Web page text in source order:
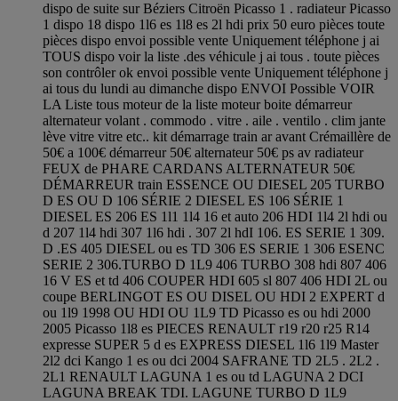
dispo de suite sur Béziers Citroën Picasso 1 . radiateur Picasso
1 dispo 18 dispo 1l6 es 1l8 es 2l hdi prix 50 euro pièces toute
pièces dispo envoi possible vente Uniquement téléphone j ai
TOUS dispo voir la liste .des véhicule j ai tous . toute pièces
son contrôler ok envoi possible vente Uniquement téléphone j
ai tous du lundi au dimanche dispo ENVOI Possible VOIR
LA Liste tous moteur de la liste moteur boite démarreur
alternateur volant . commodo . vitre . aile . ventilo . clim jante
lève vitre vitre etc.. kit démarrage train ar avant Crémaillère de
50€ a 100€ démarreur 50€ alternateur 50€ ps av radiateur
FEUX de PHARE CARDANS ALTERNATEUR 50€
DÉMARREUR train ESSENCE OU DIESEL 205 TURBO
D ES OU D 106 SÉRIE 2 DIESEL ES 106 SÉRIE 1
DIESEL ES 206 ES 1l1 1l4 16 et auto 206 HDI 1l4 2l hdi ou
d 207 1l4 hdi 307 1l6 hdi . 307 2l hdI 106. ES SERIE 1 309.
D .ES 405 DIESEL ou es TD 306 ES SERIE 1 306 ESENC
SERIE 2 306.TURBO D 1L9 406 TURBO 308 hdi 807 406
16 V ES et td 406 COUPER HDI 605 sl 807 406 HDI 2L ou
coupe BERLINGOT ES OU DISEL OU HDI 2 EXPERT d
ou 1l9 1998 OU HDI OU 1L9 TD Picasso es ou hdi 2000
2005 Picasso 1l8 es PIECES RENAULT r19 r20 r25 R14
expresse SUPER 5 d es EXPRESS DIESEL 1l6 1l9 Master
2l2 dci Kango 1 es ou dci 2004 SAFRANE TD 2L5 . 2L2 .
2L1 RENAULT LAGUNA 1 es ou td LAGUNA 2 DCI
LAGUNA BREAK TDI. LAGUNE TURBO D 1L9